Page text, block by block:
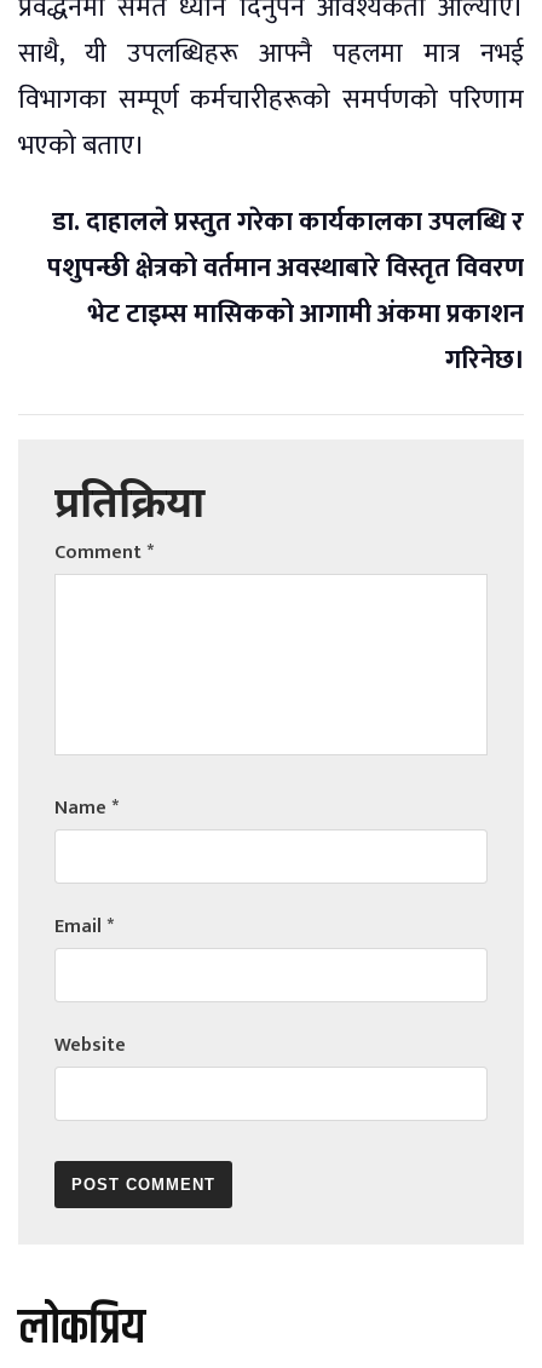
साथै, यी उपलब्धिहरू आफ्नै पहलमा मात्र नभई
विभागका सम्पूर्ण कर्मचारीहरूको समर्पणको परिणाम
भएको बताए।
डा. दाहालले प्रस्तुत गरेका कार्यकालका उपलब्धि र
पशुपन्छी क्षेत्रको वर्तमान अवस्थाबारे विस्तृत विवरण
भेट टाइम्स मासिकको आगामी अंकमा प्रकाशन
गरिनेछ।
प्रतिक्रिया
Comment*
Name*
Email*
Website
लोकप्रिय